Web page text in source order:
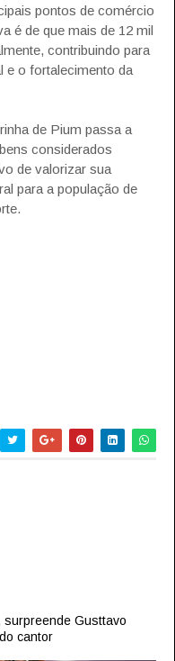
pontos de comércio
é de que mais de 12 mil
contribuindo para
e o fortalecimento da
de Pium passa a
considerados
de valorizar sua
para a população de
surpreende Gusttavo
cantor